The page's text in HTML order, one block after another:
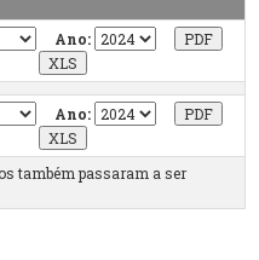
Ano:
Ano:
também passaram a ser